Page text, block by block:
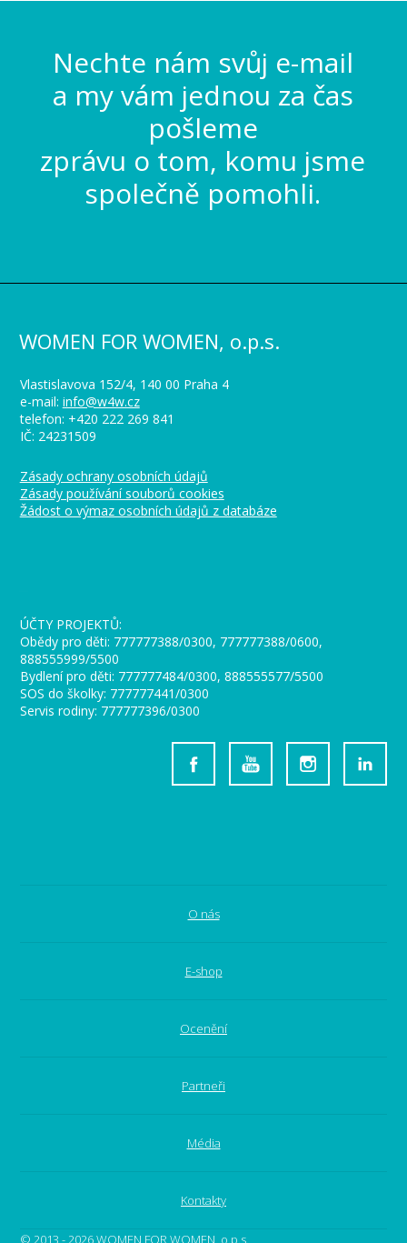
Nechte nám svůj e-mail
a my vám jednou za čas
pošleme
zprávu o tom, komu jsme
společně pomohli.
WOMEN FOR WOMEN, o.p.s.
Vlastislavova 152/4, 140 00 Praha 4
e-mail: info@w4w.cz
telefon: +420 222 269 841
IČ: 24231509
Zásady ochrany osobních údajů
Zásady používání souborů cookies
Žádost o výmaz osobních údajů z databáze
ÚČTY PROJEKTŮ:
Obědy pro děti: 777777388/0300, 777777388/0600,
888555999/5500
Bydlení pro děti: 777777484/0300, 888555577/5500
SOS do školky: 777777441/0300
Servis rodiny: 777777396/0300
O nás
E-shop
Ocenění
Partneři
Média
Kontakty
© 2013 - 2026 WOMEN FOR WOMEN, o.p.s.